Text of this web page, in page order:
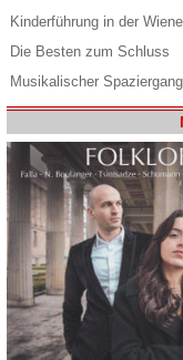
Kinderführung in der
Die Besten zum Schluss
Musikalischer